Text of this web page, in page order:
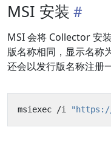
MSI 安装
MSI 会将 Collector 安
版名称相同，显示名称
还会以发行版名称注册
msiexec /i "https://